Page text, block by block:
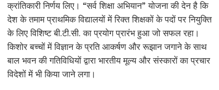
क्रांतिकारी निर्णय लिए। “सर्व शिक्षा अभियान” योजना की देन है कि
देश के तमाम प्राथमिक विद्यालयों में रिक्त शिक्षकों के पदों पर नियुक्ति
के लिए विशिष्ट बी.टी.सी. का प्रयोग प्रारंभ हुआ जो सफल रहा।
किशोर बच्चों में विज्ञान के प्रति आकर्षण और रूझान जगाने के साथ
बाल भवन की गतिविधियों द्वारा भारतीय मूल्य और संस्कारों का प्रचार
विदेशों में भी किया जाने लगा।